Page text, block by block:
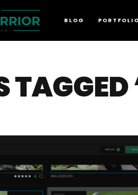
BLOG PORTFOLIO
TAGGED